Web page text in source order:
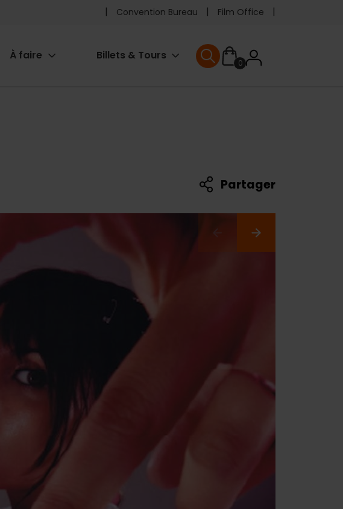
Pre
header
Convention Bureau Film Office
À faire Billets & Tours
0User
User menu
Partager